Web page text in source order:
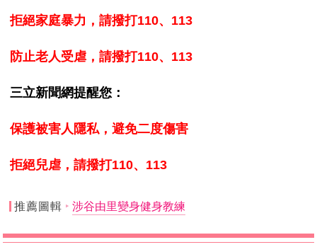
拒絕家庭暴力，請撥打110、113
防止老人受虐，請撥打110、113
三立新聞網提醒您：
保護被害人隱私，避免二度傷害
拒絕兒虐，請撥打110、113
推薦圖輯 涉谷由里變身健身教練